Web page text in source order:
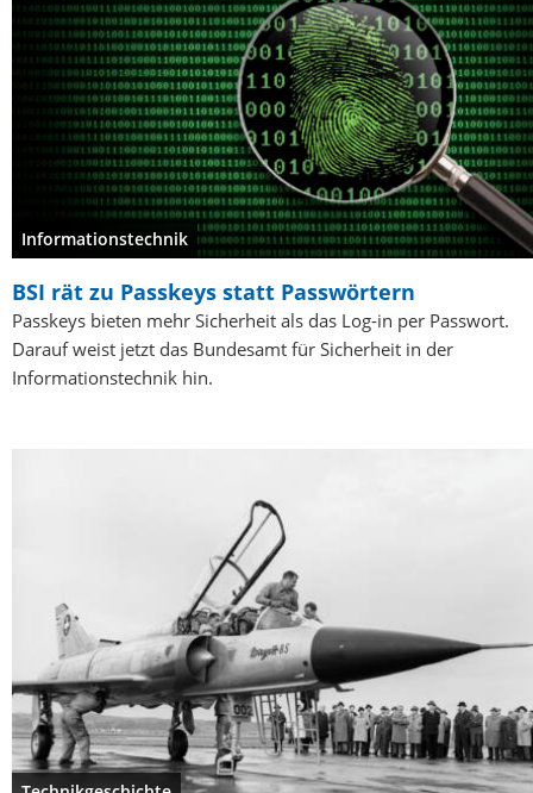
Informationstechnik
BSI rät zu Passkeys statt Passwörtern
Passkeys bieten mehr Sicherheit als das Log-in per Passwort.
Darauf weist jetzt das Bundesamt für Sicherheit in der
Informationstechnik hin.